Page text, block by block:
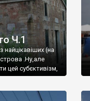
Ч.1
(на
.Ну,але
цей субєктивізм,